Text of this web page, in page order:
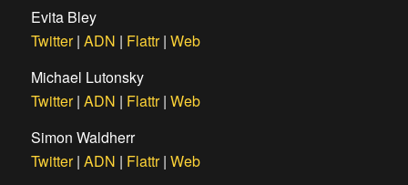
Evita Bley
Twitter| ADN | Flattr| Web
Michael Lutonsky
Twitter| ADN | Flattr| Web
Simon Waldherr
Twitter| ADN | Flattr| Web